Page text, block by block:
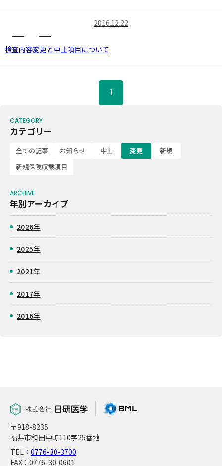
インフォメーション
会社概要
関連事業
2016.12.22
検査内容変更と中止項目について
1
カテゴリー
全ての記事 お知らせ 中止 変更
新規
新規保険収載項目
年別アーカイブ
2026年
2025年
2021年
2017年
2016年
〒918-8235
福井市和田中町110字25番地
TEL： 0776-30-3700
FAX：0776-30-0601